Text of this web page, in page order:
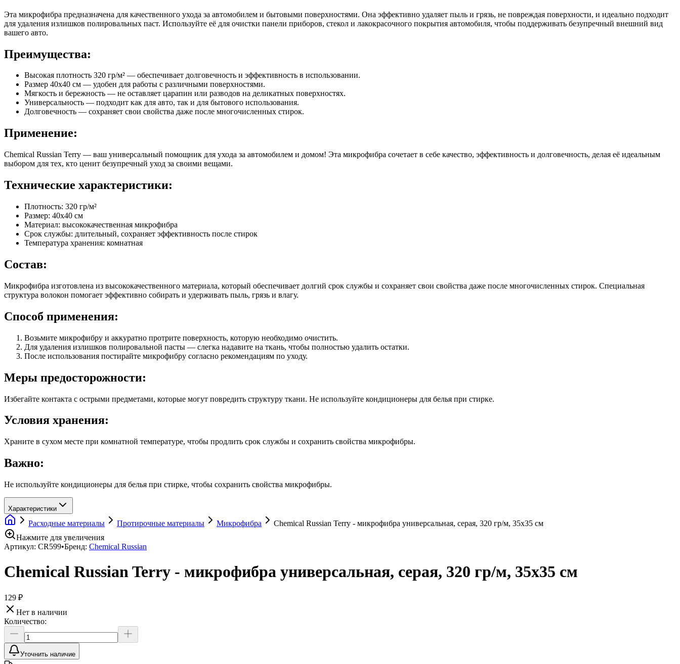
Эта микрофибра предназначена для качественного ухода за автомобилем и бытовыми поверхностями. Она эффективно удаляет пыль и грязь, не повреждая поверхности, и идеально подходит
для удаления излишков полировальных паст. Используйте её для очистки панели приборов, стекол и лакокрасочного покрытия автомобиля, чтобы поддерживать безупречный внешний вид
вашего авто.
Преимущества:
Высокая плотность 320 гр/м² — обеспечивает долговечность и эффективность в использовании.
Размер 40x40 см — удобен для работы с различными поверхностями.
Мягкость и бережность — не оставляет царапин или разводов на деликатных поверхностях.
Универсальность — подходит как для авто, так и для бытового использования.
Долговечность — сохраняет свои свойства даже после многочисленных стирок.
Применение:
Chemical Russian Terry — ваш универсальный помощник для ухода за автомобилем и домом! Эта микрофибра сочетает в себе качество, эффективность и долговечность, делая её идеальным
выбором для тех, кто ценит безупречный уход за своими вещами.
Технические характеристики:
Плотность: 320 гр/м²
Размер: 40x40 см
Материал: высококачественная микрофибра
Срок службы: длительный, сохраняет эффективность после стирок
Температура хранения: комнатная
Состав:
Микрофибра изготовлена из высококачественного материала, который обеспечивает долгий срок службы и сохраняет свои свойства даже после многочисленных стирок. Специальная
структура волокон помогает эффективно собирать и удерживать пыль, грязь и влагу.
Способ применения:
Возьмите микрофибру и аккуратно протрите поверхность, которую необходимо очистить.
Для удаления излишков полировальной пасты — слегка надавите на ткань, чтобы полностью удалить остатки.
После использования постирайте микрофибру согласно рекомендациям по уходу.
Меры предосторожности:
Избегайте контакта с острыми предметами, которые могут повредить структуру ткани. Не используйте кондиционеры для белья при стирке.
Условия хранения:
Храните в сухом месте при комнатной температуре, чтобы продлить срок службы и сохранить свойства микрофибры.
Важно:
Не используйте кондиционеры для белья при стирке, чтобы сохранить свойства микрофибры.
Характеристики
Расходные материалы Протирочные материалы Микрофибра
Chemical Russian Terry - микрофибра универсальная, серая, 320 гр/м, 35x35 см
Нажмите для увеличения
Артикул: CR599•Бренд: Chemical Russian
Chemical Russian Terry - микрофибра универсальная, серая, 320 гр/м, 35x35 см
129 ₽
Нет в наличии
Количество:
Уточнить наличие